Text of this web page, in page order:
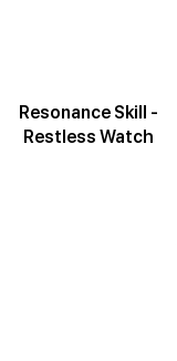
Resonance Skill -
Restless Watch